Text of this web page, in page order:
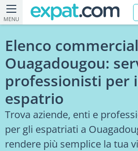
MENU
Elenco
Ouagadougou:
professionisti per
espatrio
Trova aziende, enti e
per gli espatriati a
rendere più semplice la tua